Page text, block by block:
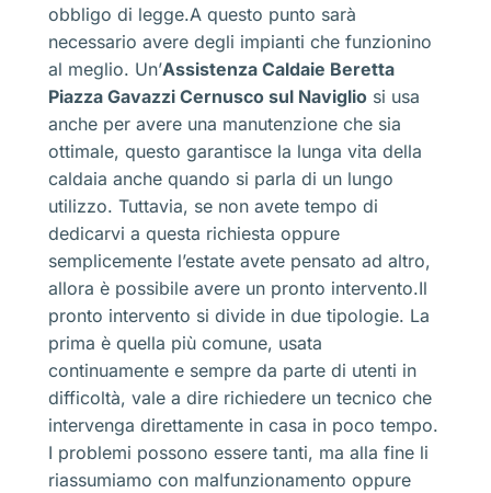
obbligo di legge.A questo punto sarà
necessario avere degli impianti che funzionino
al meglio. Un’Assistenza Caldaie Beretta
Piazza Gavazzi Cernusco sul Naviglio si usa
anche per avere una manutenzione che sia
ottimale, questo garantisce la lunga vita della
caldaia anche quando si parla di un lungo
utilizzo. Tuttavia, se non avete tempo di
dedicarvi a questa richiesta oppure
semplicemente l’estate avete pensato ad altro,
allora è possibile avere un pronto intervento.Il
pronto intervento si divide in due tipologie. La
prima è quella più comune, usata
continuamente e sempre da parte di utenti in
difficoltà, vale a dire richiedere un tecnico che
intervenga direttamente in casa in poco tempo.
I problemi possono essere tanti, ma alla fine li
riassumiamo con malfunzionamento oppure